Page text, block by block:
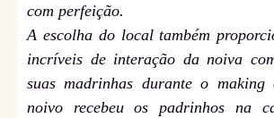
com perfeição.
A escolha do local também
incríveis de interação da noiva
suas madrinhas durante o making
noivo recebeu os padrinhos na